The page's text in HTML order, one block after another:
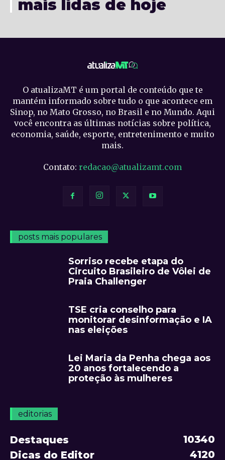
mais lidas de hoje
O atualizaMT é um portal de conteúdo que te
mantém informado sobre tudo o que acontece em
Sinop, no Mato Grosso, no Brasil e no Mundo. Aqui
você encontra as últimas notícias sobre política,
economia, saúde, esporte, entretenimento e muito
mais.
Contato: redacao@atualizamt.com
posts mais populares
Sorriso recebe etapa do
Circuito Brasileiro de Vôlei de
Praia Challenger
TSE cria conselho para
monitorar desinformação e IA
nas eleições
Lei Maria da Penha chega aos
20 anos fortalecendo a
proteção às mulheres
editorias
Destaques
10340
Dicas do Editor
4120